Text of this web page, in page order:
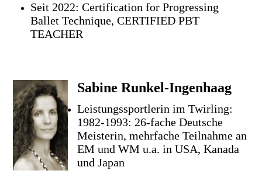
Seit 2022: Certification for Progressing
Ballet Technique, CERTIFIED PBT
TEACHER
Sabine Runkel-Ingenhaag
Leistungssportlerin im Twirling:
1982-1993: 26-fache Deutsche
Meisterin, mehrfache Teilnahme an
EM und WM u.a. in USA, Kanada
und Japan